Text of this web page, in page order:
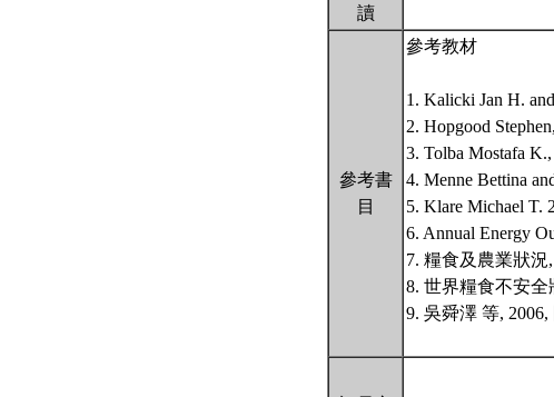
讀
參考書
目
參考教材
1. Kalicki Jan H.
2. Hopgood
3. Tolba Mostafa
4. Menne Bettina
5. Klare Michael T.
6. Annual Energy
7. 糧食及農業狀
8. 世界糧食不安全
9. 吳舜澤 等,